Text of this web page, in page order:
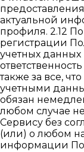
актуальной
профиля. 2.12
регистрации
учетных данных
также за все,
учетными
обязан
любом случае
Сервису без
(или) о любом
информации